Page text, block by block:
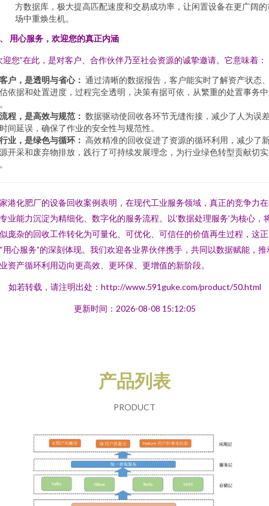
方数据库，极大提高匹配速度和交易成功率，让闲置设备在更广阔的
场中重焕生机。
用心服务，欢迎您的真正内涵
迎您”在此，是对客户、合作伙伴乃至社会资源的诚挚邀请。它意味着：
户，是透明与省心： 通过清晰的数据报告，客户能实时了解资产状态
依据和处置进度，过程完全透明，决策有据可依，从繁重的处置事务
程，是高效与规范： 数据驱动使回收各环节无缝衔接，减少了人为误
间延误，确保了作业的安全性与规范性。
业，是绿色与循环： 高效精准的回收促进了资源的循环利用，减少了
开采和废弃物排放，践行了可持续发展理念，为行业绿色转型贡献切
港化肥厂的设备回收案例表明，在现代工业服务领域，真正的竞争力
业能力沉淀为精细化、数字化的服务流程。以‘数据处理服务’为核心，
庞杂的回收工作转化为可量化、可优化、可信任的价值再生过程，这正
用心服务”的深刻体现。我们欢迎各业界伙伴携手，共同以数据赋能，推
资产循环利用迈向更高效、更环保、更增值的新阶段。
如若转载，请注明出处：http://www.591guke.com/product/50.html
更新时间：2026-08-08 15:12:05
产品列表
PRODUCT